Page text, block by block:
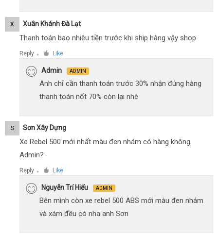
X Xuân Khánh Đà Lạt
Thanh toán bao nhiêu tiền trước khi ship hàng vậy shop
Reply ● Like
Admin ADMIN
Anh chỉ cần thanh toán trước 30% nhận đúng hàng
thanh toán nốt 70% còn lại nhé
S Sơn Xây Dựng
Xe Rebel 500 mới nhất màu đen nhám có hàng không
Admin?
Reply ● Like
Nguyễn Trí Hiếu ADMIN
Bên mình còn xe rebel 500 ABS mới màu đen nhám
và xám đều có nha anh Sơn